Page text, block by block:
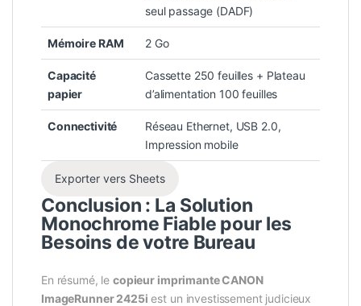
seul passage (DADF)
Mémoire RAM 2 Go
Capacité
papier
Cassette 250 feuilles + Plateau
d’alimentation 100 feuilles
Connectivité
Réseau Ethernet, USB 2.0,
Impression mobile
Exporter vers Sheets
Conclusion : La Solution
Monochrome Fiable pour les
Besoins de votre Bureau
En résumé, lecopieur imprimante CANON
ImageRunner 2425i est un investissement judicieux